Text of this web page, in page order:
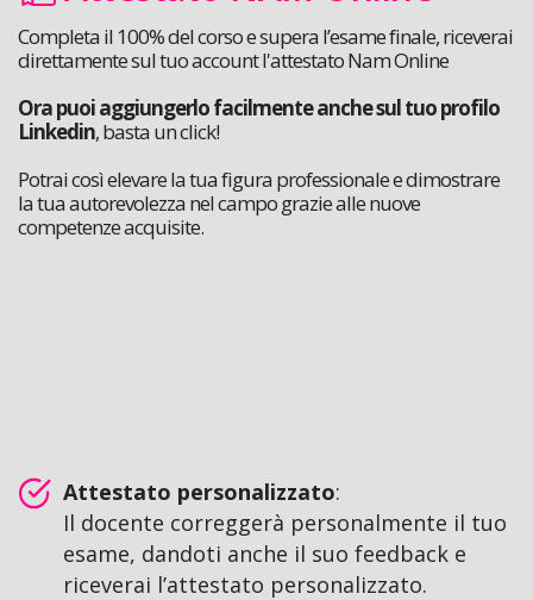
Completa il 100% del corso e supera l’esame finale, riceverai
direttamente sul tuo account l'attestato Nam Online
Ora puoi aggiungerlo facilmente anche sul tuo profilo
Linkedin, basta un click!
Potrai così elevare la tua figura professionale e dimostrare
la tua autorevolezza nel campo grazie alle nuove
competenze acquisite.
Attestato personalizzato:
Il docente correggerà personalmente il tuo
esame, dandoti anche il suo feedback e
riceverai l’attestato personalizzato.